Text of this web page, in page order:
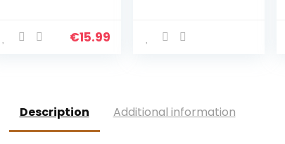
hond
hondenspeelgo
knuffeldier voor
honden
€15.99
hond kauwen
Stick Agressieve
schoonmaken
Description Additional information